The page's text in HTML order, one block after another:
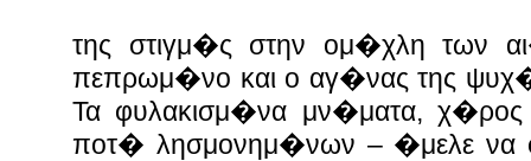
της στιγμ�ς στην ομ�χλη των
πεπρωμ�νο και ο αγ�νας της
Τα φυλακισμ�να μν�ματα,
ποτ� λησμονημ�νων – �μελε να